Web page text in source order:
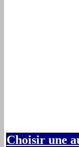
Choisir une